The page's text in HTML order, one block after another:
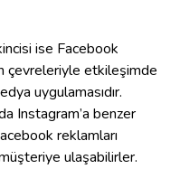
ise Facebook
çevreleriyle etkileşimde
uygulamasıdır.
Instagram’a benzer
reklamları
ulaşabilirler.